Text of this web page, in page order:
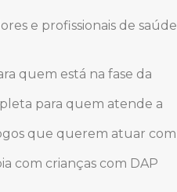
e profissionais de saúde
quem está na fase da
para quem atende a
que querem atuar com
com crianças com DAP